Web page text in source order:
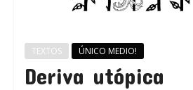
TEXTOS ÚNICO MEDIO!
Deriva utópica